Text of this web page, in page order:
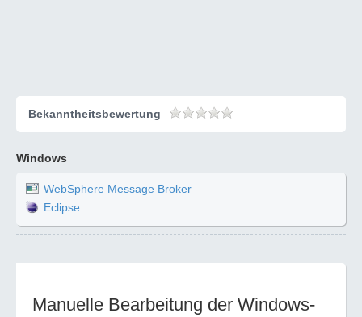
Bekanntheitsbewertung
Windows
WebSphere Message Broker
Eclipse
Manuelle Bearbeitung der Windows-